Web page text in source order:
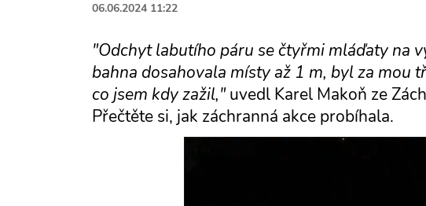
06.06.2024 11:22
"Odchyt labutího páru se čtyřmi mláďaty na
bahna dosahovala místy až 1 m, byl za mou
co jsem kdy zažil,"uvedl Karel Makoň ze
Přečtěte si, jak záchranná akce probíhala.